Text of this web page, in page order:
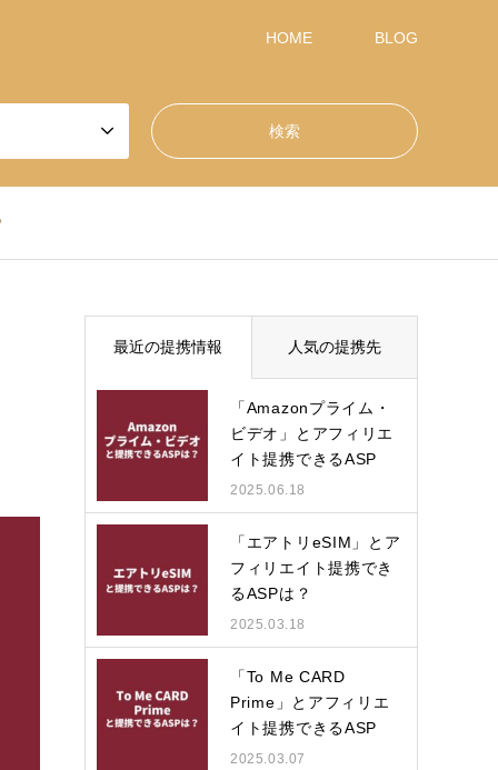
HOME BLOG
最近の提携情報 人気の提携先
「Amazonプライム・
ビデオ」とアフィリエ
イト提携できるASP
は？
2025.06.18
「エアトリeSIM」とア
フィリエイト提携でき
るASPは？
2025.03.18
「To Me CARD
Prime」とアフィリエ
イト提携できるASP
は？
2025.03.07